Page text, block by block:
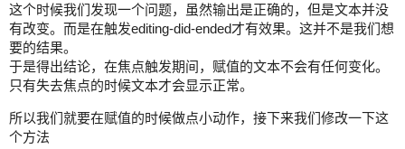
这个时候我们发现一个问题，虽然输出是正确的，但是文本并没
有改变。而是在触发editing-did-ended才有效果。这并不是我们想
要的结果。
于是得出结论，在焦点触发期间，赋值的文本不会有任何变化。
只有失去焦点的时候文本才会显示正常。
所以我们就要在赋值的时候做点小动作，接下来我们修改一下这
个方法